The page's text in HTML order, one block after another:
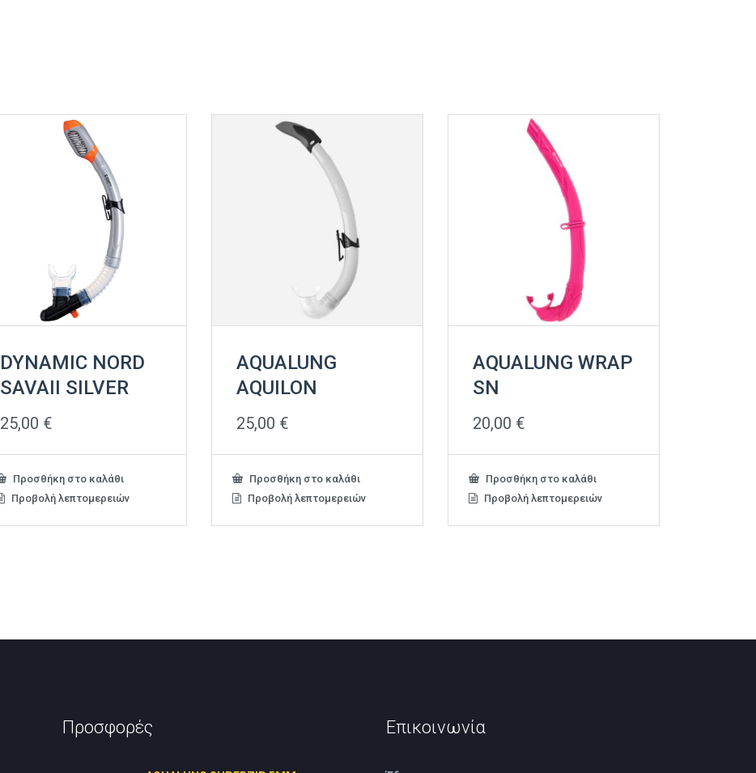
DYNAMIC NORD
SAVAII SILVER
25,00 €
Προσθήκη στο καλάθι
Προβολή λεπτομερειών
AQUALUNG
AQUILON
25,00 €
Προσθήκη στο καλάθι
Προβολή λεπτομερειών
AQUALUNG WRAP
SN
20,00 €
Προσθήκη στο καλάθι
Προβολή λεπτομερειών
Προσφορές Επικοινωνία